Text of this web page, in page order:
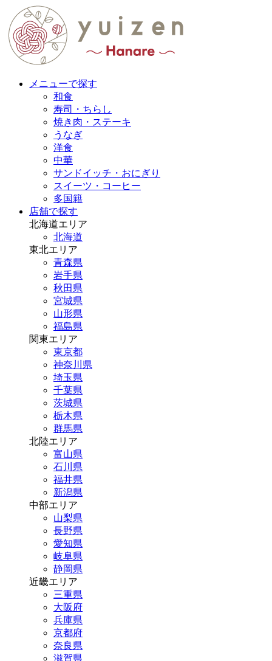
メニューで探す
和食
寿司・ちらし
焼き肉・ステーキ
うなぎ
洋食
中華
サンドイッチ・おにぎり
スイーツ・コーヒー
多国籍
店舗で探す
北海道エリア
北海道
東北エリア
青森県
岩手県
秋田県
宮城県
山形県
福島県
関東エリア
東京都
神奈川県
埼玉県
千葉県
茨城県
栃木県
群馬県
北陸エリア
富山県
石川県
福井県
新潟県
中部エリア
山梨県
長野県
愛知県
岐阜県
静岡県
近畿エリア
三重県
大阪府
兵庫県
京都府
奈良県
滋賀県